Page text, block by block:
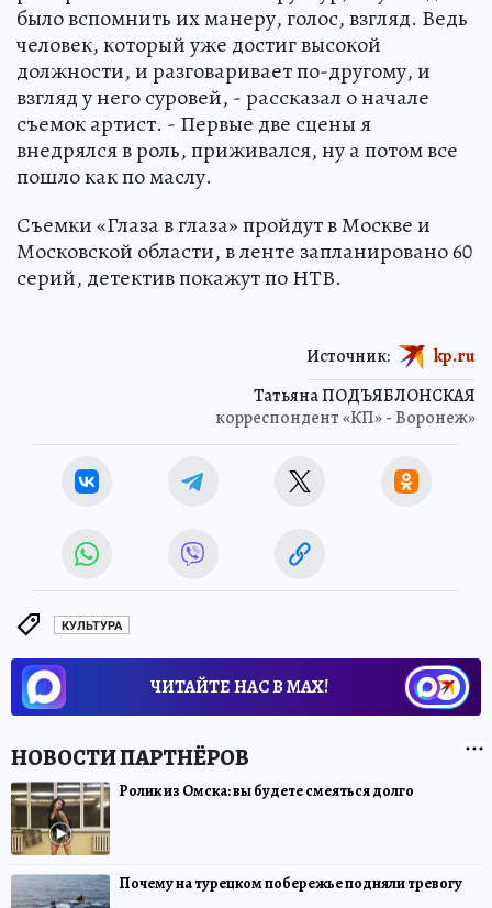
было вспомнить их манеру, голос, взгляд. Ведь
человек, который уже достиг высокой
должности, и разговаривает по-другому, и
взгляд у него суровей, - рассказал о начале
съемок артист. - Первые две сцены я
внедрялся в роль, приживался, ну а потом все
пошло как по маслу.
Съемки «Глаза в глаза» пройдут в Москве и
Московской области, в ленте запланировано 60
серий, детектив покажут по НТВ.
Татьяна ПОДЪЯБЛОНСКАЯ
корреспондент «КП» - Воронеж»
Источник: kp.ru
КУЛЬТУРА
ЧИТАЙТЕ НАС В МАХ!
Ролик из Омска: вы будете смеяться долго
Почему на турецком побережье подняли тревогу